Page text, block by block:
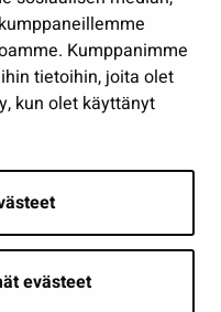
Kumppanimme
tietoihin, joita olet
kun olet käyttänyt
evästeet